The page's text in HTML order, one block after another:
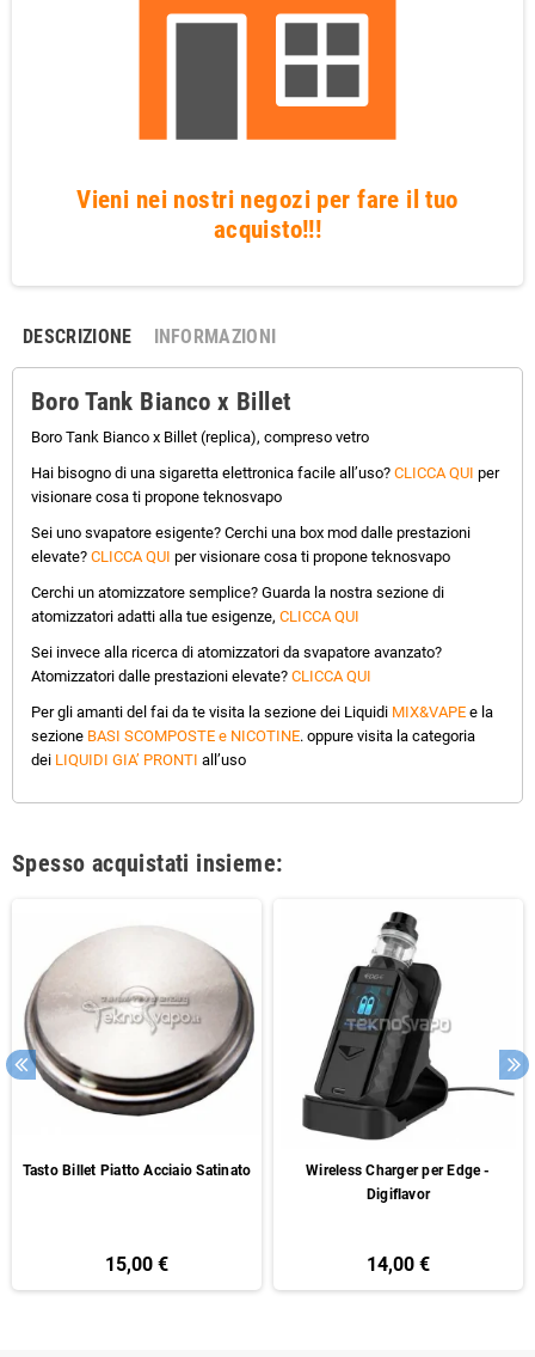
Vieni nei nostri negozi per fare il tuo
acquisto!!!
DESCRIZIONE INFORMAZIONI
Boro Tank Bianco x Billet
Boro Tank Bianco x Billet (replica), compreso vetro
Hai bisogno di una sigaretta elettronica facile all’uso? CLICCA QUI per
visionare cosa ti propone teknosvapo
Sei uno svapatore esigente? Cerchi una box mod dalle prestazioni
elevate? CLICCA QUI per visionare cosa ti propone teknosvapo
Cerchi un atomizzatore semplice? Guarda la nostra sezione di
atomizzatori adatti alla tue esigenze, CLICCA QUI
Sei invece alla ricerca di atomizzatori da svapatore avanzato?
Atomizzatori dalle prestazioni elevate? CLICCA QUI
Per gli amanti del fai da te visita la sezione dei Liquidi MIX&VAPE e la
sezione BASI SCOMPOSTE e NICOTINE. oppure visita la categoria
dei LIQUIDI GIA’ PRONTI all’uso
Spesso acquistati insieme:
Tasto Billet Piatto Acciaio Satinato
15,00 €
Wireless Charger per Edge -
Digiflavor
14,00 €